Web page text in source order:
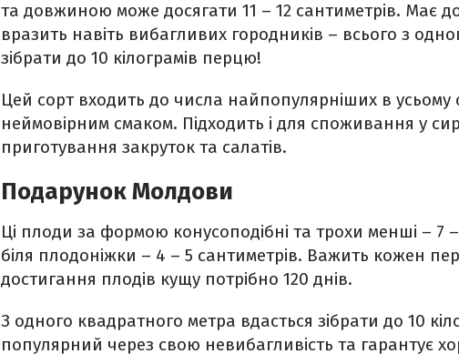
та довжиною може досягати 11 – 12 сантиметрів. Має
вразить навіть вибагливих городників – всього з
зібрати до 10 кілограмів перцю!
Цей сорт входить до числа найпопулярніших в усьому
неймовірним смаком. Підходить і для споживання у
приготування закруток та салатів.
Подарунок Молдови
Ці плоди за формою конусоподібні та трохи менші – 7 –
біля плодоніжки – 4 – 5 сантиметрів. Важить кожен
достигання плодів кущу потрібно 120 днів.
З одного квадратного метра вдасться зібрати до 10
популярний через свою невибагливість та гарантує